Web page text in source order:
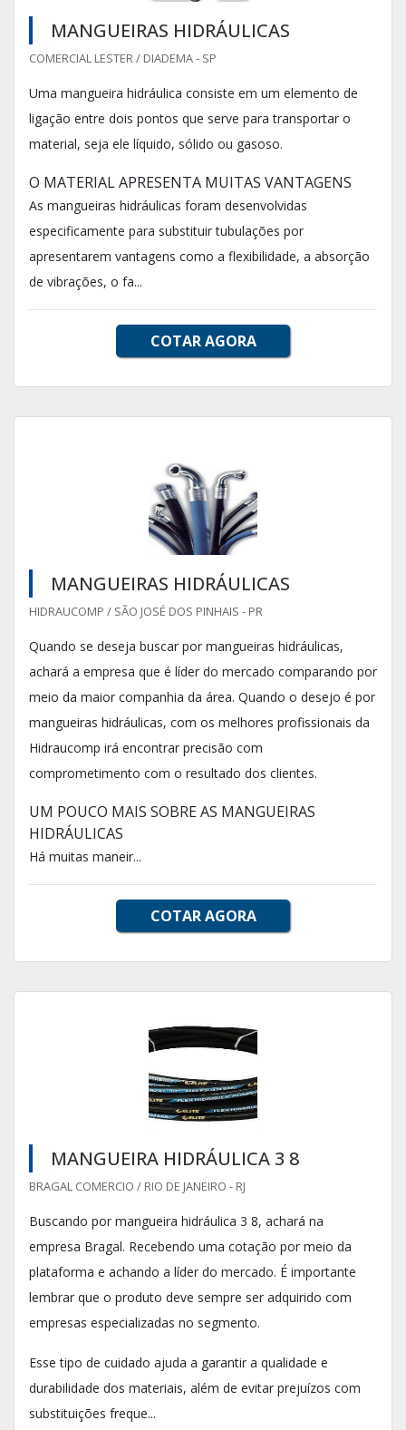
MANGUEIRAS HIDRÁULICAS
COMERCIAL LESTER / DIADEMA - SP
Uma mangueira hidráulica consiste em um elemento de
ligação entre dois pontos que serve para transportar o
material, seja ele líquido, sólido ou gasoso.
O MATERIAL APRESENTA MUITAS VANTAGENS
As mangueiras hidráulicas foram desenvolvidas
especificamente para substituir tubulações por
apresentarem vantagens como a flexibilidade, a absorção
de vibrações, o fa...
COTAR AGORA
MANGUEIRAS HIDRÁULICAS
HIDRAUCOMP / SÃO JOSÉ DOS PINHAIS - PR
Quando se deseja buscar por mangueiras hidráulicas,
achará a empresa que é líder do mercado comparando por
meio da maior companhia da área. Quando o desejo é por
mangueiras hidráulicas, com os melhores profissionais da
Hidraucomp irá encontrar precisão com
comprometimento com o resultado dos clientes.
UM POUCO MAIS SOBRE AS MANGUEIRAS
HIDRÁULICAS
Há muitas maneir...
COTAR AGORA
MANGUEIRA HIDRÁULICA 3 8
BRAGAL COMERCIO / RIO DE JANEIRO - RJ
Buscando por mangueira hidráulica 3 8, achará na
empresa Bragal. Recebendo uma cotação por meio da
plataforma e achando a líder do mercado. É importante
lembrar que o produto deve sempre ser adquirido com
empresas especializadas no segmento.
Esse tipo de cuidado ajuda a garantir a qualidade e
durabilidade dos materiais, além de evitar prejuízos com
substituições freque...